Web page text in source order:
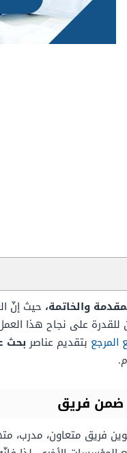
والخاتمة، حيث إنّ
للقدرة على نجاح هذا
المرجع بتقديم عناصربحث
ضمن فريق
فريق متعاون، مدرب،